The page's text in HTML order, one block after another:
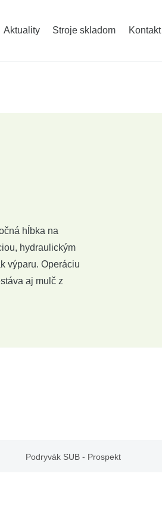
Aktuality Stroje skladom Kontakt
hĺbka na
hydraulickým
výparu. Operáciu
aj mulč z
Podryvák SUB - Prospekt